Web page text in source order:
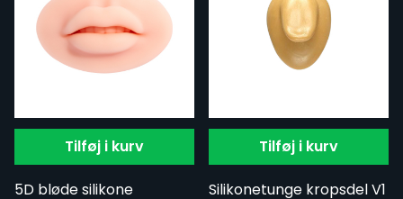
Tilføj i kurv
5D bløde silikone
Tilføj i kurv
Silikonetunge kropsdel V1